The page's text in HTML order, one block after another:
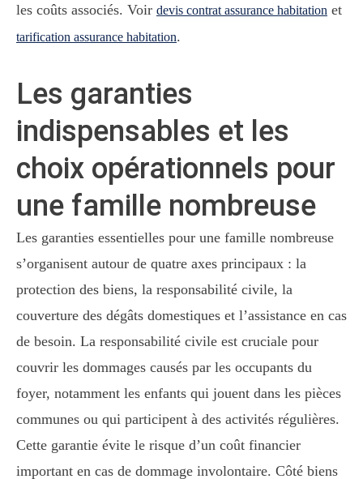
les coûts associés. Voir devis contrat assurance habitation et
tarification assurance habitation.
Les garanties
indispensables et les
choix opérationnels pour
une famille nombreuse
Les garanties essentielles pour une famille nombreuse
s’organisent autour de quatre axes principaux : la
protection des biens, la responsabilité civile, la
couverture des dégâts domestiques et l’assistance en cas
de besoin. La responsabilité civile est cruciale pour
couvrir les dommages causés par les occupants du
foyer, notamment les enfants qui jouent dans les pièces
communes ou qui participent à des activités régulières.
Cette garantie évite le risque d’un coût financier
important en cas de dommage involontaire. Côté biens